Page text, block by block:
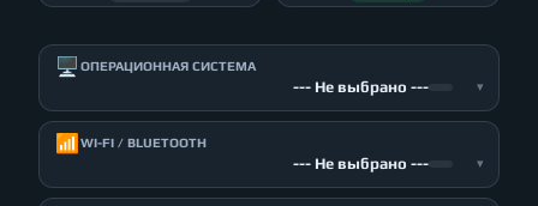
🖥️ ОПЕРАЦИОННАЯ СИСТЕМА
--- Не выбрано --- ▾
📶 WI-FI / BLUETOOTH
--- Не выбрано --- ▾